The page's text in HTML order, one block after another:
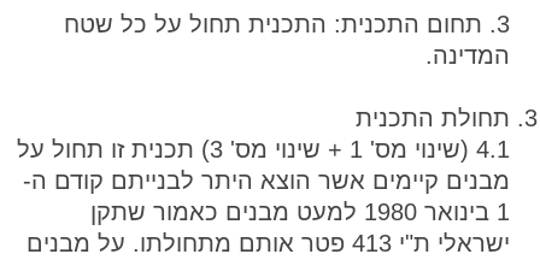
3. תחום התכנית: התכנית תחול על כל שטח
המדינה.
תחולת התכנית
4.1 (שינוי מס' 1 + שינוי מס' 3) תכנית זו תחול על
מבנים קיימים אשר הוצא היתר לבנייתם קודם ה-
1 בינואר 1980 למעט מבנים כאמור שתקן
ישראלי ת"י 413 פטר אותם מתחולתו. על מבנים